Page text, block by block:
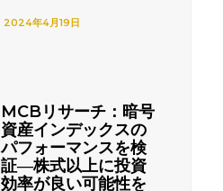
2024年4月19日
MCBリサーチ：暗号
資産インデックスの
パフォーマンスを検
証―株式以上に投資
効率が良い可能性を